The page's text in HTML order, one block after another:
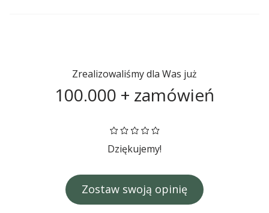
Sos Sojowy - mniej soli
Zrealizowaliśmy dla Was już
100.000 + zamówień
Dziękujemy!
Zostaw swoją opinię